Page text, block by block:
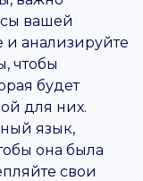
вашей
и анализируйте
чтобы
будет
для них.
язык,
она была
свои